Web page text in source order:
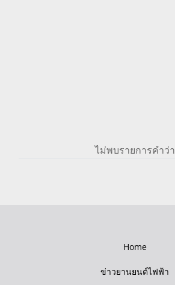
ไม่พบรายการคำว่า
Home
ข่าวยานยนต์ไฟฟ้า